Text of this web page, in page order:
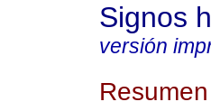
Signos
versión
Resumen